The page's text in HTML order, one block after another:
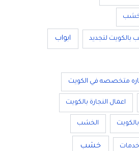
لتجديد ابواب
متخصصه في الكويت
اعمال النجارة بالكويت
الخشب
خدمات خشب